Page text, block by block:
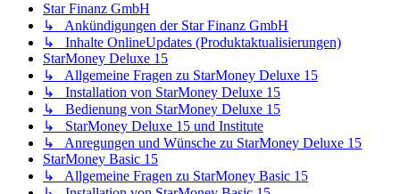
Star Finanz GmbH
↳ Ankündigungen der Star Finanz GmbH
↳ Inhalte OnlineUpdates (Produktaktualisierungen)
StarMoney Deluxe 15
↳ Allgemeine Fragen zu StarMoney Deluxe 15
↳ Installation von StarMoney Deluxe 15
↳ Bedienung von StarMoney Deluxe 15
↳ StarMoney Deluxe 15 und Institute
↳ Anregungen und Wünsche zu StarMoney Deluxe 15
StarMoney Basic 15
↳ Allgemeine Fragen zu StarMoney Basic 15